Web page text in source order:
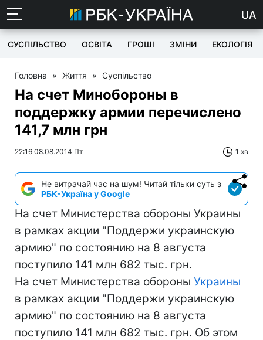
UA
СУСПІЛЬСТВО ОСВІТА ГРОШІ ЗМІНИ ЕКОЛОГІЯ
Головна » Життя » Суспільство
На счет Минобороны в
поддержку армии перечислено
141,7 млн грн
22:16 08.08.2014 Пт 1 хв
Не витрачай час на шум! Читай тільки суть з
РБК-Україна у Google
На счет Министерства обороны Украины
в рамках акции "Поддержи украинскую
армию" по состоянию на 8 августа
поступило 141 млн 682 тыс. грн.
На счет Министерства обороны Украины
в рамках акции "Поддержи украинскую
армию" по состоянию на 8 августа
поступило 141 млн 682 тыс. грн. Об этом